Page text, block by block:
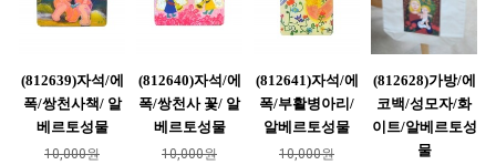
(812639)자석/에
폭/쌍천사책/ 알
베르토성물
10,000원
(812640)자석/에
폭/쌍천사 꽃/ 알
베르토성물
10,000원
(812641)자석/에
폭/부활병아리/
알베르토성물
10,000원
(812628)가방/에
코백/성모자/화
이트/알베르토성
물